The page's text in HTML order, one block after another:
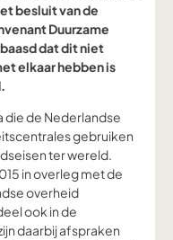
besluit van de
Duurzame
dat dit niet
elkaar hebben is
die de Nederlandse
gebruiken
ter wereld.
in overleg met de
overheid
ook in de
daarbij afspraken